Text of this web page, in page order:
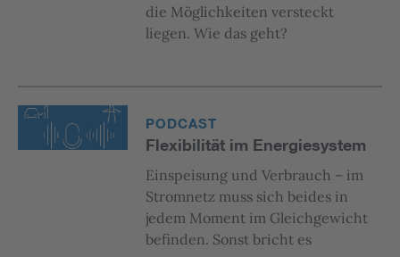
die Möglichkeiten versteckt
liegen. Wie das geht?
PODCAST
Flexibilität im Energiesystem
Einspeisung und Verbrauch – im
Stromnetz muss sich beides in
jedem Moment im Gleichgewicht
befinden. Sonst bricht es